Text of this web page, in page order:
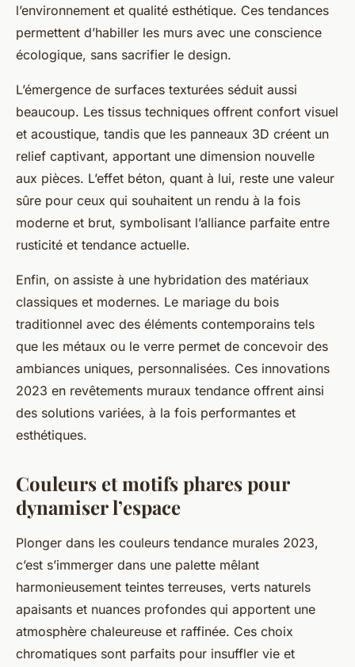
l’environnement et qualité esthétique. Ces tendances
permettent d’habiller les murs avec une conscience
écologique, sans sacrifier le design.
L’émergence de surfaces texturées séduit aussi
beaucoup. Les tissus techniques offrent confort visuel
et acoustique, tandis que les panneaux 3D créent un
relief captivant, apportant une dimension nouvelle
aux pièces. L’effet béton, quant à lui, reste une valeur
sûre pour ceux qui souhaitent un rendu à la fois
moderne et brut, symbolisant l’alliance parfaite entre
rusticité et tendance actuelle.
Enfin, on assiste à une hybridation des matériaux
classiques et modernes. Le mariage du bois
traditionnel avec des éléments contemporains tels
que les métaux ou le verre permet de concevoir des
ambiances uniques, personnalisées. Ces innovations
2023 en revêtements muraux tendance offrent ainsi
des solutions variées, à la fois performantes et
esthétiques.
Couleurs et motifs phares pour
dynamiser l’espace
Plonger dans les couleurs tendance murales 2023,
c’est s’immerger dans une palette mêlant
harmonieusement teintes terreuses, verts naturels
apaisants et nuances profondes qui apportent une
atmosphère chaleureuse et raffinée. Ces choix
chromatiques sont parfaits pour insuffler vie et